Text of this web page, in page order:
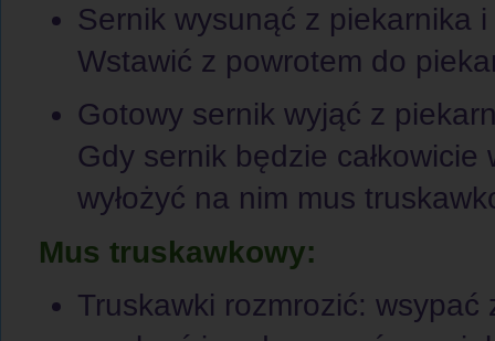
Sernik wysunąć z piekarnika
Wstawić z powrotem do
Gotowy sernik wyjąć z
Gdy sernik będzie
wyłożyć na nim mus
Mus truskawkowy:
Truskawki rozmrozić: